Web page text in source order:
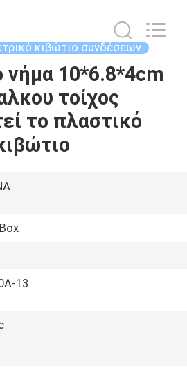
κιβώτιο συνδέσεων
νήμα 10*6.8*4cm
τοίχος
το πλαστικό
13